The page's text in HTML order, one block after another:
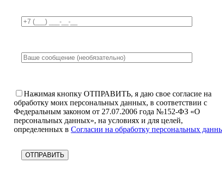
Нажимая кнопку ОТПРАВИТЬ, я даю свое согласие на
обработку моих персональных данных, в соответствии с
Федеральным законом от 27.07.2006 года №152-ФЗ «О
персональных данных», на условиях и для целей,
определенных в Согласии на обработку персональных